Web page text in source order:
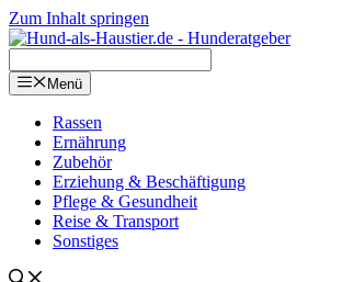
Zum Inhalt springen
Menü
Ras­sen
Ernäh­rung
Zube­hör
Erzie­hung & Beschäf­ti­gung
Pfle­ge & Gesund­heit
Rei­se & Trans­port
Sons­ti­ges